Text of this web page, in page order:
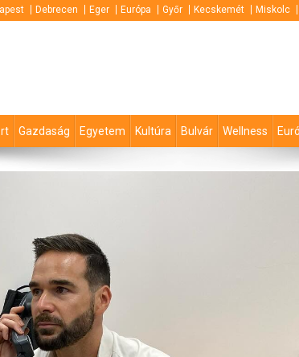
Debrecen Eger Európa Győr Kecskemét Miskolc
Gazdaság Egyetem Kultúra Bulvár Wellness